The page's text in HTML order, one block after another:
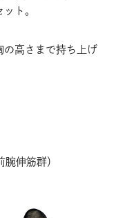
ト。
の高さまで持ち上げ
伸筋群）